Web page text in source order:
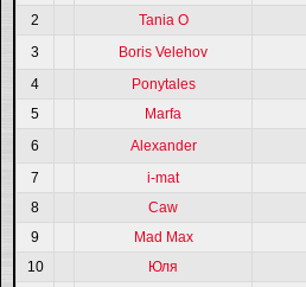
2
Tania O
3
Boris Velehov
4
Ponytales
5
Marfa
6
Alexander
7
i-mat
8
Caw
9
Mad Max
10
Юля